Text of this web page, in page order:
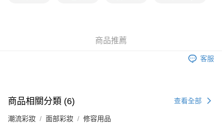
商品推薦
客服
商品相關分類 (6) 查看全部
潮流彩妝 面部彩妝 修容用品